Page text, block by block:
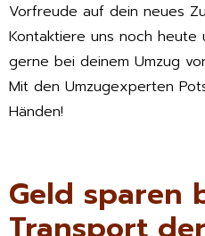
Vorfreude auf dein neues
Kontaktiere uns noch
gerne bei deinem Umzug
Mit den Umzugexperten
Händen!
Geld sparen